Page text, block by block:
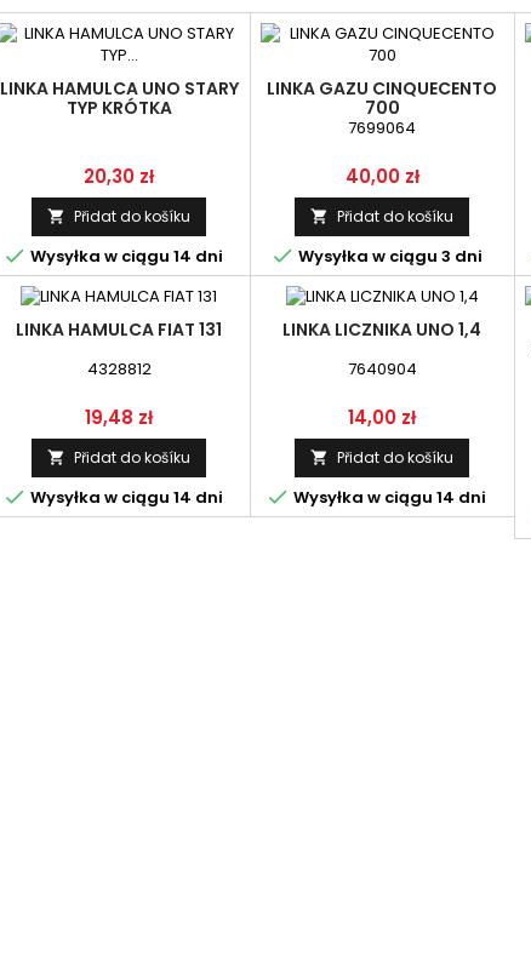
LINKA HAMULCA UNO STARY
TYP KRÓTKA
Cena
20,30 zł
 Přidat do košíku
 Wysyłka w ciągu 14 dni
LINKA GAZU CINQUECENTO
700
7699064
Cena
40,00 zł
 Přidat do košíku
 Wysyłka w ciągu 3 dni
LINKA HAMULCA FIAT 131
4328812
Cena
19,48 zł
 Přidat do košíku
 Wysyłka w ciągu 14 dni
LINKA LICZNIKA UNO 1,4
7640904
Cena
14,00 zł
 Přidat do košíku
 Wysyłka w ciągu 14 dni